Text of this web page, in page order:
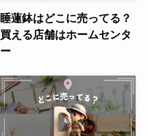
睡蓮鉢はどこに売ってる？
買える店舗はホームセンタ
ー